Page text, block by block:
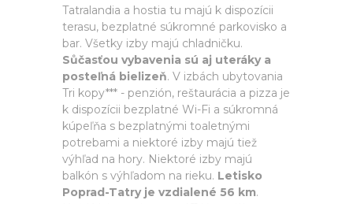
Tatralandia a hostia tu majú k dispozícii
terasu, bezplatné súkromné parkovisko a
bar. Všetky izby majú chladničku.
Sůčasťou vybavenia sú aj uteráky a
posteľná bielizeň. V izbách ubytovania
Tri kopy*** - penzión, reštaurácia a pizza je
k dispozícii bezplatné Wi-Fi a súkromná
kúpeľňa s bezplatnými toaletnými
potrebami a niektoré izby majú tiež
výhľad na hory. Niektoré izby majú
balkón s výhľadom na rieku. Letisko
Poprad-Tatry je vzdialené 56 km.